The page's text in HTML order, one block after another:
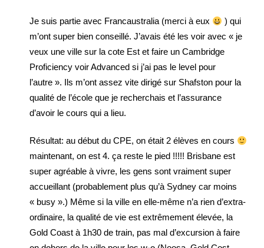
Je suis partie avec Francaustralia (merci à eux
) qui
m’ont super bien conseillé. J’avais été les voir avec « je
veux une ville sur la cote Est et faire un Cambridge
Proficiency voir Advanced si j’ai pas le level pour
l’autre ». Ils m’ont assez vite dirigé sur Shafston pour la
qualité de l’école que je recherchais et l’assurance
d’avoir le cours qui a lieu.
Résultat: au début du CPE, on était 2 élèves en cours
maintenant, on est 4. ça reste le pied !!!!! Brisbane est
super agréable à vivre, les gens sont vraiment super
accueillant (probablement plus qu’à Sydney car moins
« busy ».) Même si la ville en elle-même n’a rien d’extra-
ordinaire, la qualité de vie est extrêmement élevée, la
Gold Coast à 1h30 de train, pas mal d’excursion à faire